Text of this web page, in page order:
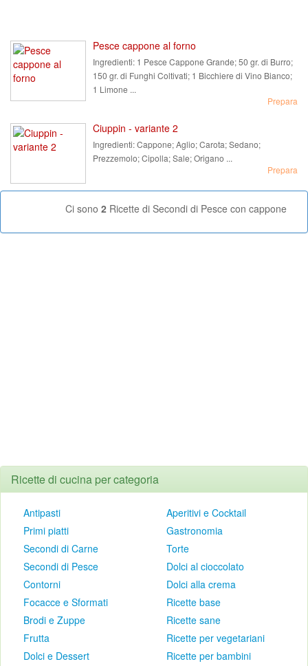
Pesce cappone al forno
Ingredienti: 1 Pesce Cappone Grande; 50 gr. di Burro;
150 gr. di Funghi Coltivati; 1 Bicchiere di Vino Bianco;
1 Limone ...
Prepara
Ciuppin - variante 2
Ingredienti:Cappone; Aglio; Carota; Sedano;
Prezzemolo; Cipolla; Sale; Origano ...
Prepara
Ci sono 2 Ricette di Secondi di Pesce con cappone
Ricette di cucina per categoria
Antipasti
Primi piatti
Secondi di Carne
Secondi di Pesce
Contorni
Focacce e Sformati
Brodi e Zuppe
Frutta
Dolci e Dessert
Aperitivi e Cocktail
Gastronomia
Torte
Dolci al cioccolato
Dolci alla crema
Ricette base
Ricette sane
Ricette per vegetariani
Ricette per bambini